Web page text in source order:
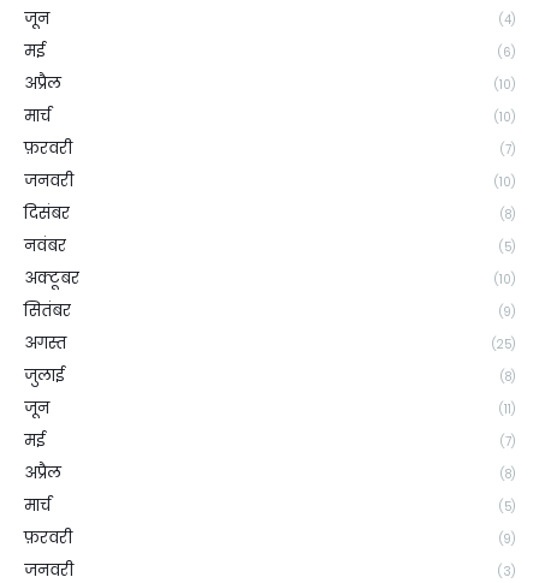
जून (4)
मई (6)
अप्रैल (10)
मार्च (10)
फ़रवरी (7)
जनवरी (10)
दिसंबर (8)
नवंबर (5)
अक्टूबर (10)
सितंबर (9)
अगस्त (25)
जुलाई (8)
जून (11)
मई (7)
अप्रैल (8)
मार्च (5)
फ़रवरी (9)
जनवरी (3)